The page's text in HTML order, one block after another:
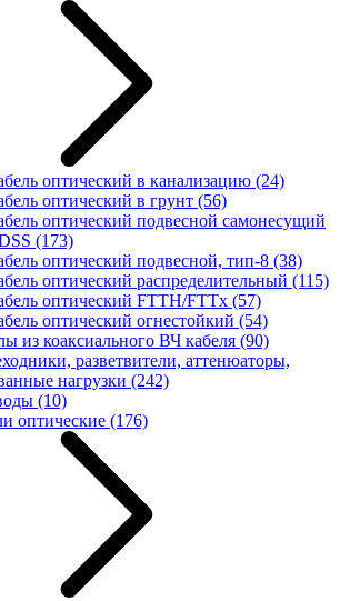
оптический в канализацию (24)
оптический в грунт (56)
оптический подвесной самонесущий
(173)
оптический подвесной, тип-8 (38)
оптический распределительный (115)
оптический FTTH/FTTx (57)
оптический огнестойкий (54)
из коаксиального ВЧ кабеля (90)
разветвители, аттенюаторы,
нагрузки (242)
(10)
оптические (176)